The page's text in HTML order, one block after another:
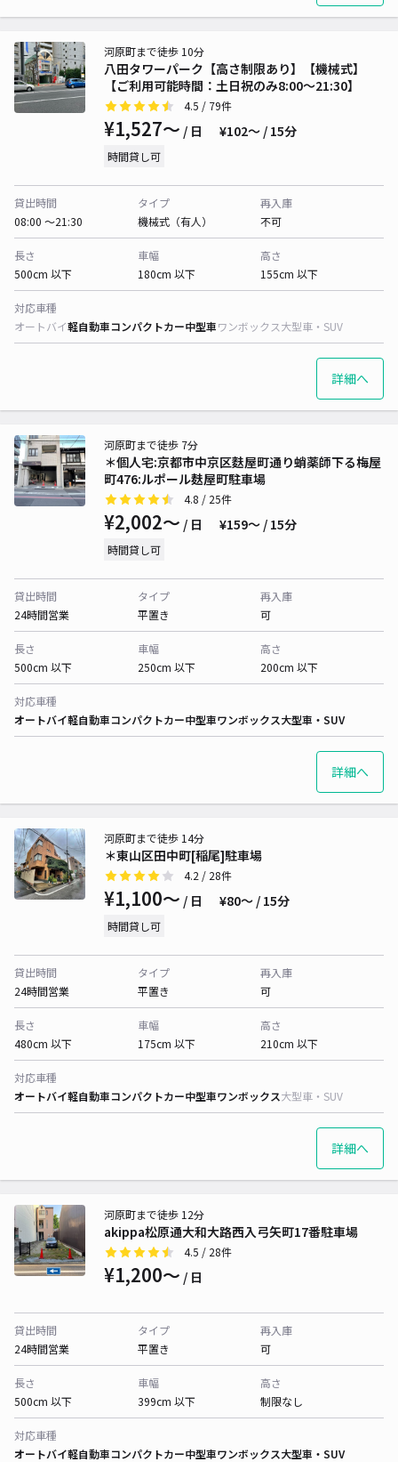
八田タワーパーク【高さ制限あり】【機械式】
【ご利用可能時間：土日祝のみ8:00～21:30】
河原町まで徒歩 10分
4.5 / 79件
¥1,527〜 / 日 ¥102〜 / 15分
時間貸し可
貸出時間
08:00 〜21:30
タイプ
機械式（有人）
再入庫
不可
長さ
500cm 以下
車幅
180cm 以下
高さ
155cm 以下
対応車種
オートバイ軽自動車コンパクトカー中型車ワンボックス大型車・SUV
詳細へ
＊個人宅:京都市中京区麩屋町通り蛸薬師下る梅屋
町476:ルポール麸屋町駐車場
河原町まで徒歩 7分
4.8 / 25件
¥2,002〜 / 日 ¥159〜 / 15分
時間貸し可
貸出時間
24時間営業
タイプ
平置き
再入庫
可
長さ
500cm 以下
車幅
250cm 以下
高さ
200cm 以下
対応車種
オートバイ軽自動車コンパクトカー中型車ワンボックス大型車・SUV
詳細へ
＊東山区田中町[稲尾]駐車場
河原町まで徒歩 14分
4.2 / 28件
¥1,100〜 / 日 ¥80〜 / 15分
時間貸し可
貸出時間
24時間営業
タイプ
平置き
再入庫
可
長さ
480cm 以下
車幅
175cm 以下
高さ
210cm 以下
対応車種
オートバイ軽自動車コンパクトカー中型車ワンボックス大型車・SUV
詳細へ
akippa松原通大和大路西入弓矢町17番駐車場
河原町まで徒歩 12分
4.5 / 28件
¥1,200〜 / 日
貸出時間
24時間営業
タイプ
平置き
再入庫
可
長さ
500cm 以下
車幅
399cm 以下
高さ
制限なし
対応車種
オートバイ軽自動車コンパクトカー中型車ワンボックス大型車・SUV